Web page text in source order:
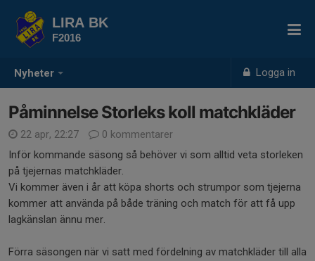
Nyheter Logga in
LIRA BK
F2016
Påminnelse Storleks koll matchkläder
22 apr, 22:27
0 kommentarer
Inför kommande säsong så behöver vi som alltid veta storleken
på tjejernas matchkläder.
Vi kommer även i år att köpa shorts och strumpor som tjejerna
kommer att använda på både träning och match för att få upp
lagkänslan ännu mer.
Förra säsongen när vi satt med fördelning av matchkläder till alla